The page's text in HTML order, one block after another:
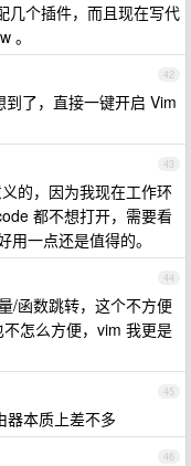
几个插件，而且现在写代
。
42
了，直接一键开启 Vim
43
的，因为我现在工作环
都不想打开，需要看
一点还是值得的。
44
/函数跳转，这个不方便
怎么方便，vim 我更是
45
器本质上差不多
46